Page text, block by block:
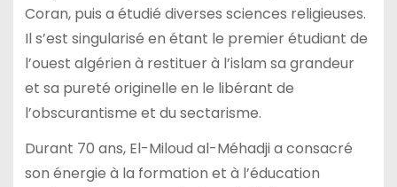
Coran, puis a étudié diverses sciences religieuses.
Il s’est singularisé en étant le premier étudiant de
l’ouest algérien à restituer à l’islam sa grandeur
et sa pureté originelle en le libérant de
l’obscurantisme et du sectarisme.
Durant 70 ans, El-Miloud al-Méhadji a consacré
son énergie à la formation et à l’éducation